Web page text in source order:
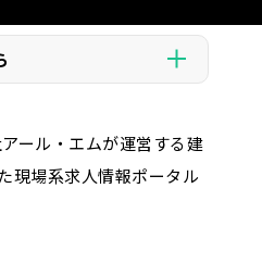
ール・エムが運営する建
現場系求人情報ポータル